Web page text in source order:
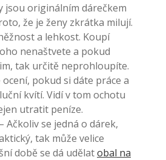
jsou originálním dárečkem
že je ženy zkrátka milují.
a lehkost. Koupí
nenaštvete a pokud
tak určitě neprohloupíte.
pokud si dáte práce a
kvítí. Vidí v tom ochotu
utratit peníze.
Ačkoliv se jedná o dárek,
tak může velice
době se dá udělatobal na